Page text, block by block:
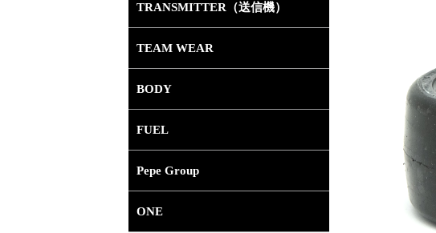
TRANSMITTER（送信機）
TEAM WEAR
BODY
FUEL
Pepe Group
ONE